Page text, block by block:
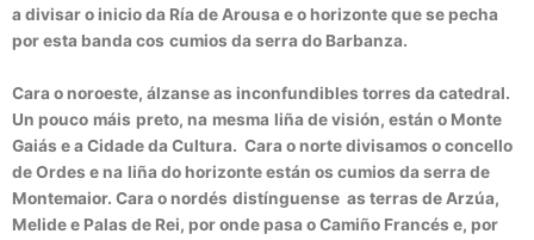
a divisar o inicio da Ría deArousa e o horizonte que se pecha
por esta banda cos cumios da serra do Barbanza.
Cara o noroeste, álzanseas inconfundibles torres da catedral.
Un pouco máis preto, na mesma liña de visión, están o Monte
Gaiás e a Cidadeda Cultura. Cara o norte divisamos oconcello
deOrdes ena liña do horizonte están os cumios da serra de
Montemaior. Cara onordés distínguense as terras de Arzúa,
Melidee Palas de Rei, porondepasa oCamiño Francés e, por